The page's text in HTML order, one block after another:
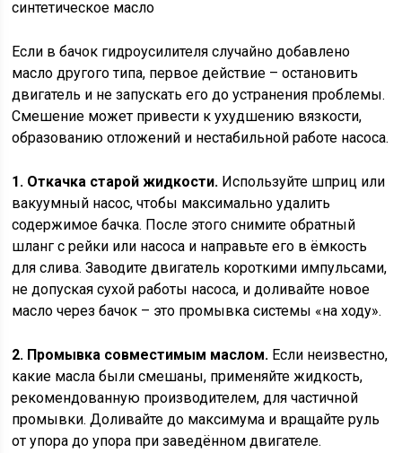
Если в бачок гидроусилителя случайно добавлено
масло другого типа, первое действие – остановить
двигатель и не запускать его до устранения проблемы.
Смешение может привести к ухудшению вязкости,
образованию отложений и нестабильной работе насоса.
1. Откачка старой жидкости. Используйте шприц или
вакуумный насос, чтобы максимально удалить
содержимое бачка. После этого снимите обратный
шланг с рейки или насоса и направьте его в ёмкость
для слива. Заводите двигатель короткими импульсами,
не допуская сухой работы насоса, и доливайте новое
масло через бачок – это промывка системы «на ходу».
2. Промывка совместимым маслом. Если неизвестно,
какие масла были смешаны, применяйте жидкость,
рекомендованную производителем, для частичной
промывки. Доливайте до максимума и вращайте руль
от упора до упора при заведённом двигателе.